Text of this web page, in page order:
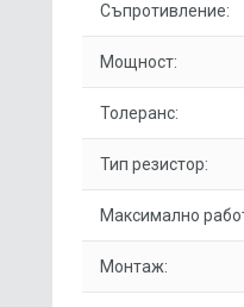
Съпротивление:
Мощност:
Толеранс:
Тип резистор:
Максимално
Монтаж: